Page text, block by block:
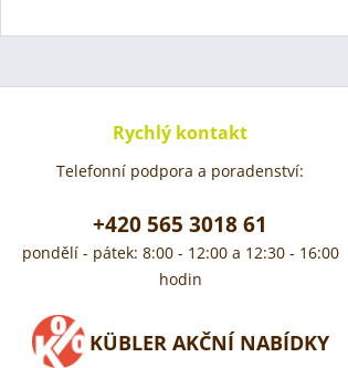
Rychlý kontakt
Telefonní podpora a poradenství:
+420 565 3018 61
pondělí - pátek: 8:00 - 12:00 a 12:30 - 16:00
hodin
KÜBLER AKČNÍ NABÍDKY